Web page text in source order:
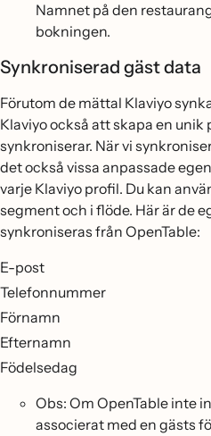
Namnet på den
bokningen.
Synkroniserad gäst data
Förutom de mättal Klaviyo
Klaviyo också att skapa en unik
synkroniserar. När vi
det också vissa anpassade
varje Klaviyo profil. Du kan
segment och i flöde. Här är de
synkroniseras från OpenTable:
E-post
Telefonnummer
Förnamn
Efternamn
Födelsedag
Obs: Om OpenTable inte
associerat med en gästs